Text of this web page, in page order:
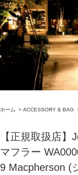
ホーム > ACCESSORY & BAG
【正規取扱店
マフラー
9 Macpherson (